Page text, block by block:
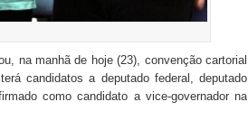
na manhã de hoje (23), convenção cartorial
candidatos a deputado federal, deputado
como candidato a vice-governador na